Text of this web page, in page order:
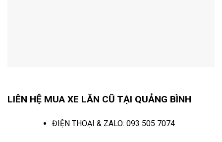
LIÊN HỆ MUA XE LĂN CŨ TẠI QUẢNG BÌNH
ĐIỆN THOẠI & ZALO: 093 505 7074